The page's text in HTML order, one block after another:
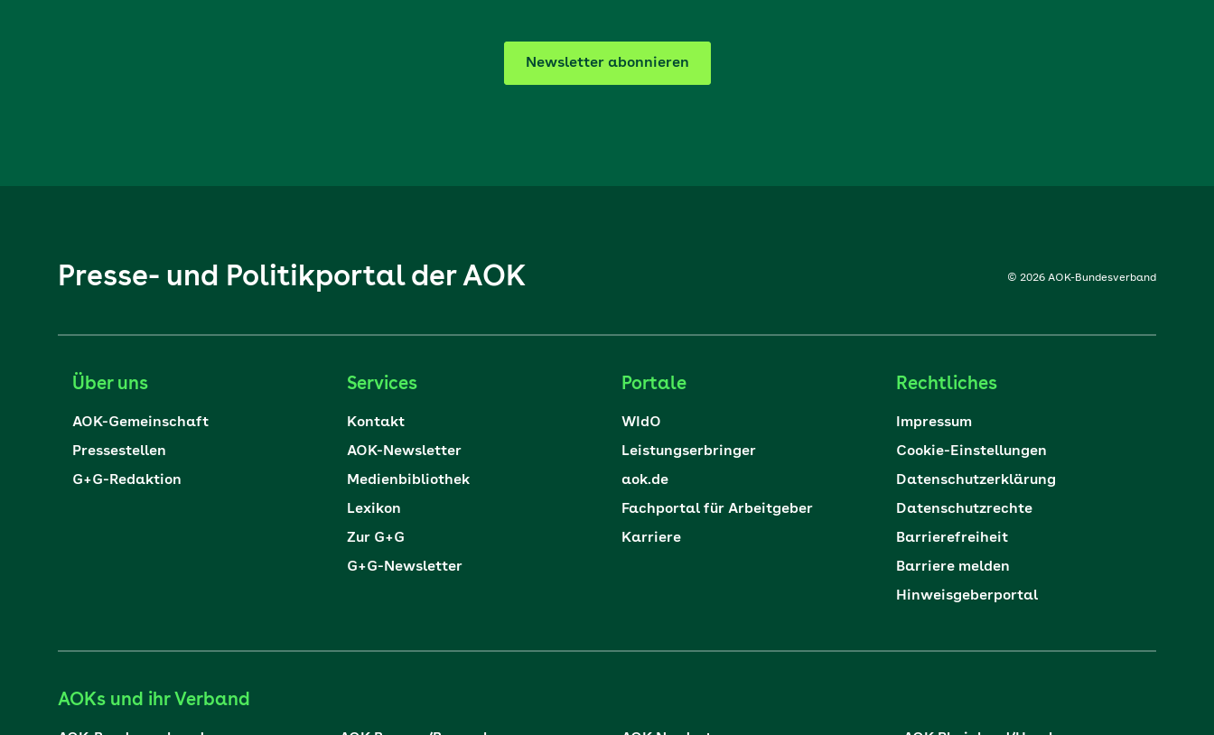
Newsletter abonnieren
Presse- und Politikportal der AOK © 2026 AOK-Bundesverband
Über uns
AOK-Gemeinschaft
Pressestellen
G+G-Redaktion
Services
Kontakt
AOK-Newsletter
Medienbibliothek
Lexikon
Zur G+G
G+G-Newsletter
Portale
WIdO
Leistungserbringer
aok.de
Fachportal für Arbeitgeber
Karriere
Rechtliches
Impressum
Cookie-Einstellungen
Datenschutzerklärung
Datenschutzrechte
Barrierefreiheit
Barriere melden
Hinweisgeberportal
AOKs und ihr Verband